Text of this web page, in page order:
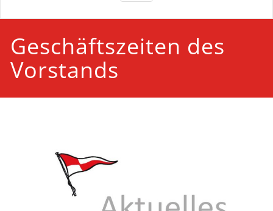
von 1885 e.V.
Geschäftszeiten des
Vorstands